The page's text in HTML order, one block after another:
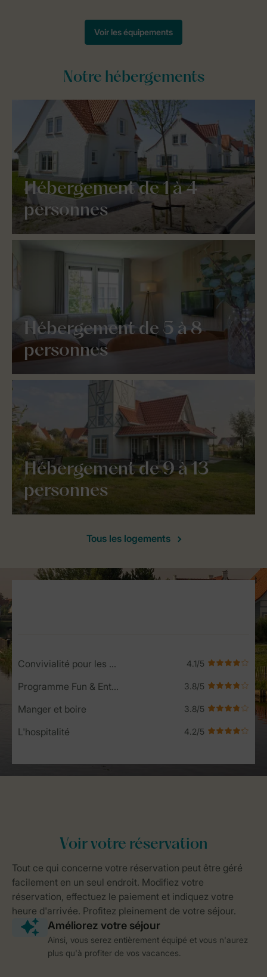
Notre hébergements
Hébergement de 1 à 4
personnes
Hébergement de 5 à 8
personnes
Hébergement de 9 à 13
personnes
Tous les logements
Convivialité pour les enfants
Programme Fun & Entertainment
Manger et boire
L'hospitalité
Ainsi, vous serez entièrement équipé et vous n'aurez
plus qu'à profiter de vos vacances.